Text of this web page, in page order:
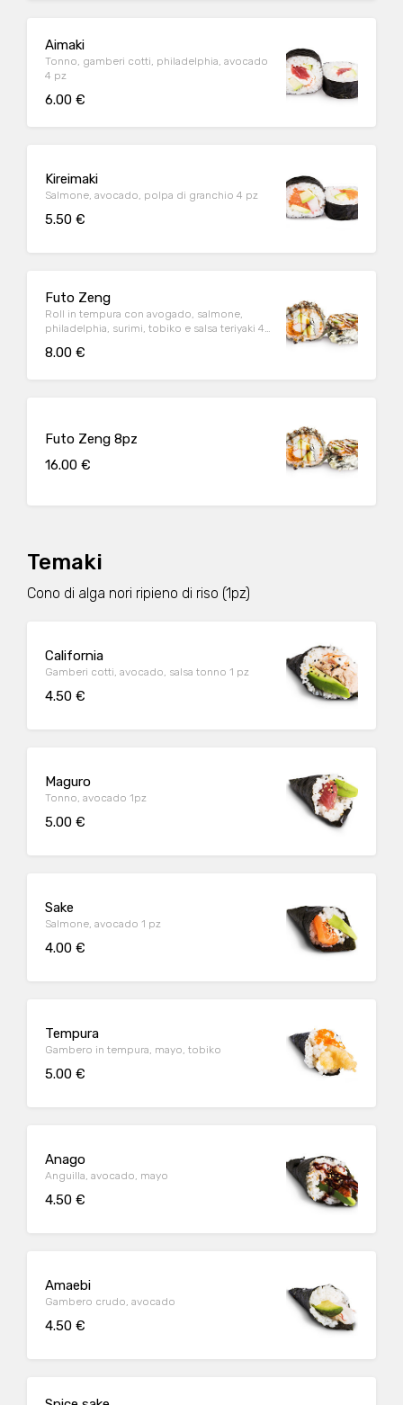
Aimaki
Tonno, gamberi cotti, philadelphia, avocado
4 pz
6.00 €
Kireimaki
Salmone, avocado, polpa di granchio 4 pz
5.50 €
Futo Zeng
Roll in tempura con avogado, salmone,
philadelphia, surimi, tobiko e salsa teriyaki 4
8.00 €
Futo Zeng 8pz
16.00 €
Temaki
Cono di alga nori ripieno di riso (1pz)
California
Gamberi cotti, avocado, salsa tonno 1 pz
4.50 €
Maguro
Tonno, avocado 1pz
5.00 €
Sake
Salmone, avocado 1 pz
4.00 €
Tempura
Gambero in tempura, mayo, tobiko
5.00 €
Anago
Anguilla, avocado, mayo
4.50 €
Amaebi
Gambero crudo, avocado
4.50 €